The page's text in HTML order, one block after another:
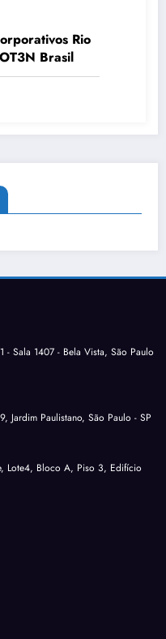
Rio
Brasil
- Sala 1407 - Bela Vista, São Paulo
Jardim Paulistano, São Paulo - SP
Lote4, Bloco A, Piso 3, Edifício